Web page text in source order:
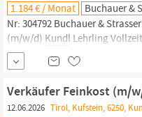
1.184 € / Monat Buchauer &
Nr: 304792 Buchauer &
(m/w/d) Kundl Lehrling
Baugesellschaft m.b.H. ist ein
und seit über 40 Jahren als
Tiroler Unterland bekannt.
Verstärkung unseres Teams in
Verkäufer Feinkost (m/
12.06.2026 Tirol, Kufstein, 6250,